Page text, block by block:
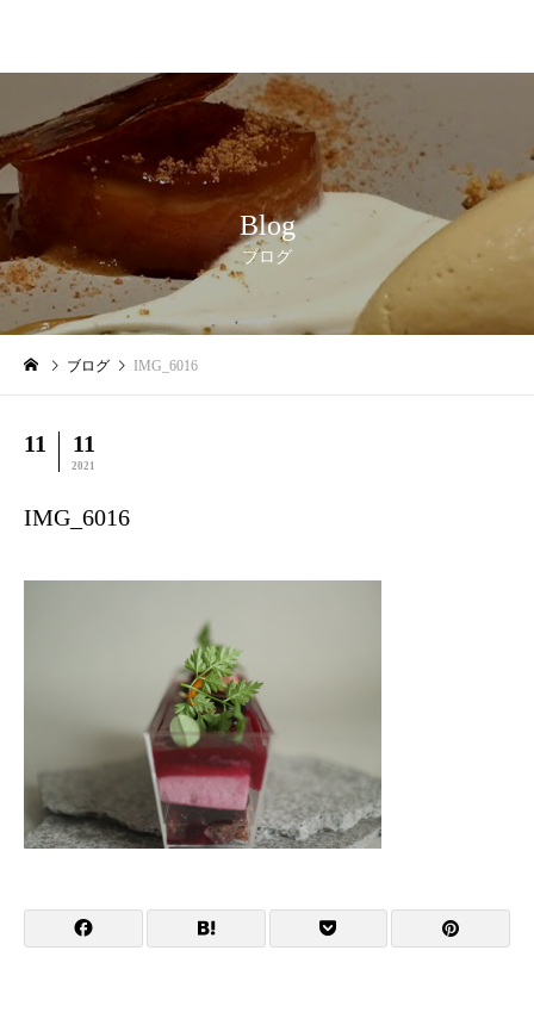
Blog
ブログ
ブログ IMG_6016
11 11
2021
IMG_6016